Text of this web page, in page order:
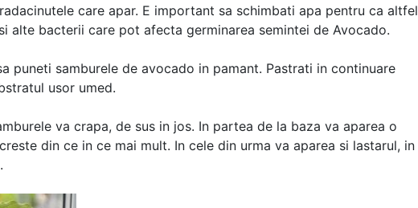
care apar. E important sa schimbati apa pentru ca altfel
alte bacterii care pot afecta germinarea semintei de Avocado.
puneti samburele de avocado in pamant. Pastrati in continuare
usor umed.
va crapa, de sus in jos. In partea de la baza va aparea o
din ce in ce mai mult. In cele din urma va aparea si lastarul, in